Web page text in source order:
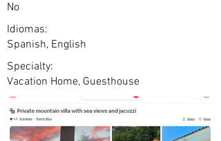
No
Idiomas:
Spanish, English
Specialty:
Vacation Home, Guesthouse